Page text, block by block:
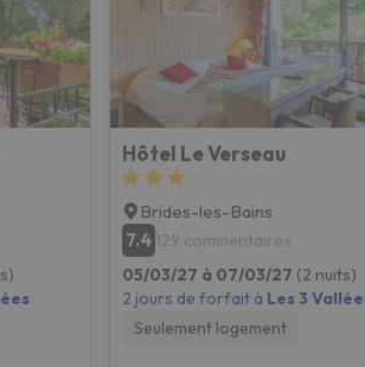
Hôtel Le Verseau
Brides-les-Bains
7.4 129 commentaires
05/03/27 à 07/03/27 (2 nuits)
2 jours de forfait à Les 3
Seulement logement